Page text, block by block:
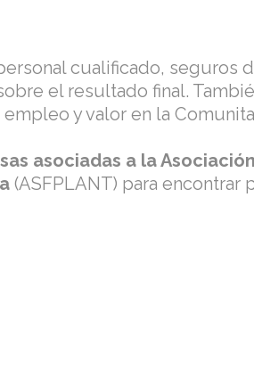
cualificado, seguros
el resultado final.
y valor en la
asociadas a la
(ASFPLANT) para encontrar